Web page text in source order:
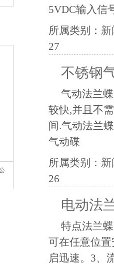
5VDC输入信
所属类别：
27
不锈钢
气动法兰
较快,并且不
间.气动法兰
气动碟
所属类别：
26
电动法
特点法兰
可在任意位
启迅速。3、